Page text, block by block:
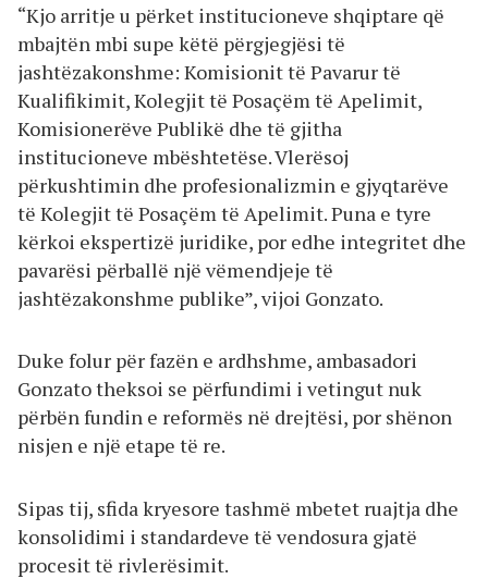
“Kjo arritje u përket institucioneve shqiptare që
mbajtën mbi supe këtë përgjegjësi të
jashtëzakonshme: Komisionit të Pavarur të
Kualifikimit, Kolegjit të Posaçëm të Apelimit,
Komisionerëve Publikë dhe të gjitha
institucioneve mbështetëse. Vlerësoj
përkushtimin dhe profesionalizmin e gjyqtarëve
të Kolegjit të Posaçëm të Apelimit. Puna e tyre
kërkoi ekspertizë juridike, por edhe integritet dhe
pavarësi përballë një vëmendjeje të
jashtëzakonshme publike”, vijoi Gonzato.
Duke folur për fazën e ardhshme, ambasadori
Gonzato theksoi se përfundimi i vetingut nuk
përbën fundin e reformës në drejtësi, por shënon
nisjen e një etape të re.
Sipas tij, sfida kryesore tashmë mbetet ruajtja dhe
konsolidimi i standardeve të vendosura gjatë
procesit të rivlerësimit.